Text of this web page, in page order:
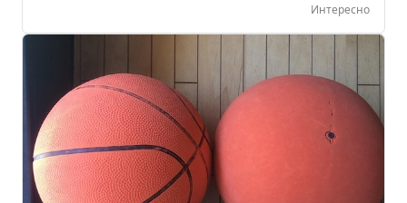
Интересно